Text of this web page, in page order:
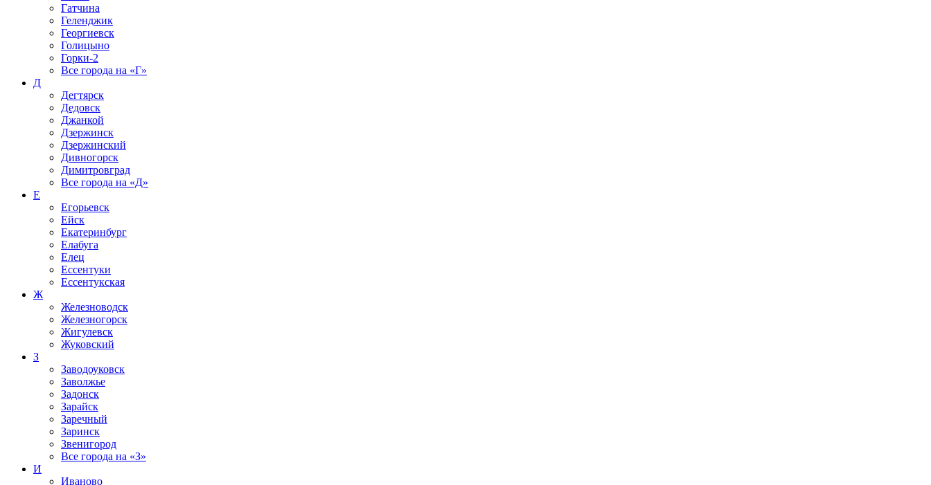
Гатчина
Геленджик
Георгиевск
Голицыно
Горки-2
Все города на «Г»
Д
Дегтярск
Дедовск
Джанкой
Дзержинск
Дзержинский
Дивногорск
Димитровград
Все города на «Д»
Е
Егорьевск
Ейск
Екатеринбург
Елабуга
Елец
Ессентуки
Ессентукская
Ж
Железноводск
Железногорск
Жигулевск
Жуковский
З
Заводоуковск
Заволжье
Задонск
Зарайск
Заречный
Заринск
Звенигород
Все города на «З»
И
Иваново